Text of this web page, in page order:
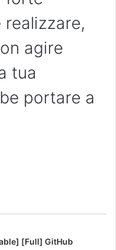
agire
tua
portare a
[Full] GitHub